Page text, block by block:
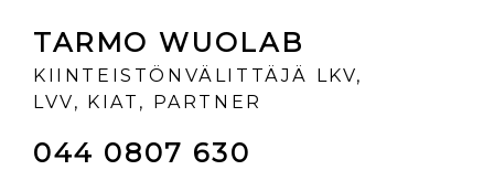
TARMO WUOLAB
KIINTEISTÖNVÄLITTÄJÄ LKV,
LVV, KIAT, PARTNER
044 0807 630